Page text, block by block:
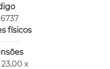
físicos
23,00 x